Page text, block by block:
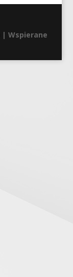
| Wspierane